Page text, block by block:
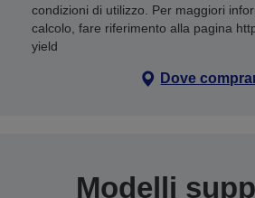
condizioni di utilizzo. Per maggiori
calcolo, fare riferimento alla pagina
yield
Dove
Modelli